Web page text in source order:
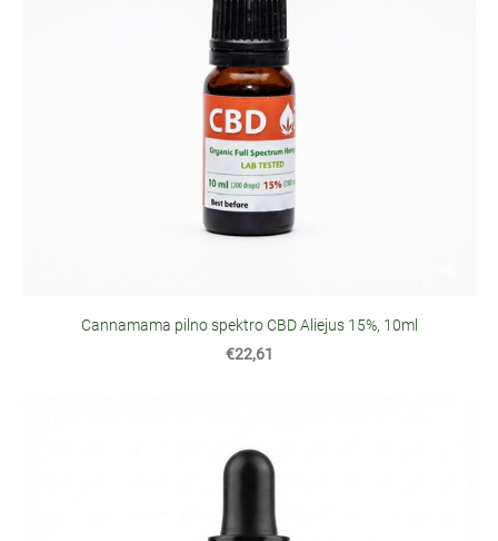
Cannamama pilno spektro CBD Aliejus 15%, 10ml
€22,61